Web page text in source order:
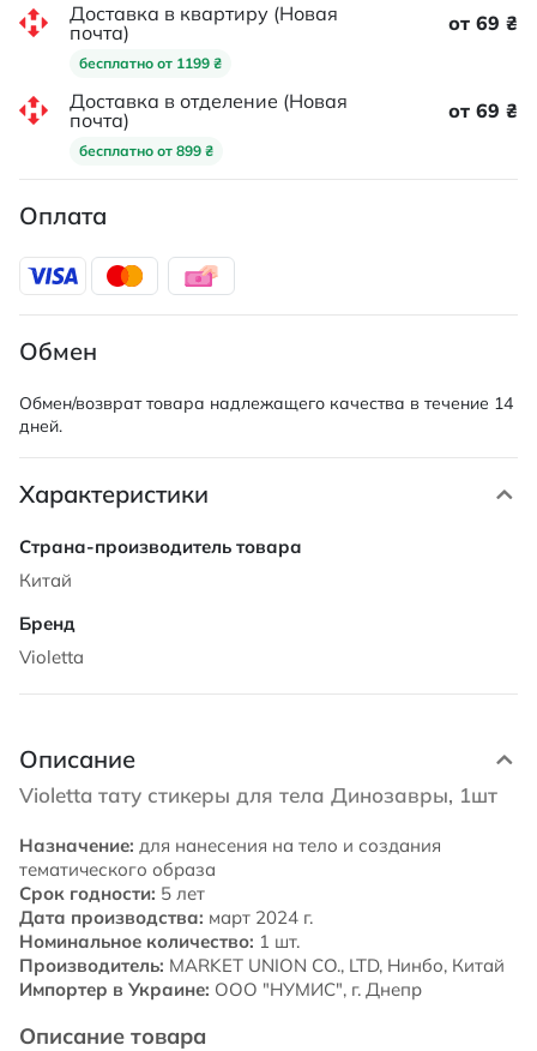
Доставка в квартиру (Новая
почта)
бесплатно от 1199 ₴
от 69 ₴
Доставка в отделение (Новая
почта)
бесплатно от 899 ₴
от 69 ₴
Оплата
Обмен
Обмен/возврат товара надлежащего качества в течение 14
дней.
Характеристики
Характеристики
Китай
Violetta
Описание
Violetta тату стикеры для тела Динозавры, 1шт
Назначение: для нанесения на тело и создания
тематического образа
Срок годности: 5 лет
Дата производства: март 2024 г.
Номинальное количество: 1 шт.
Производитель: MARKET UNION CO., LTD, Нинбо, Китай
Импортер в Украине: ООО "НУМИС", г. Днепр
Описание товара